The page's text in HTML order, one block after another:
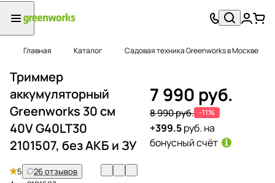
Главная Каталог Садовая техника Greenworks в Москве
Триммер
аккумуляторный
Greenworks 30 см
40V G40LT30
2101507, без АКБ и ЗУ
5
26 отзывов
7 990 руб.
8 990 руб. -11%
+399.5руб. на
бонусный счёт